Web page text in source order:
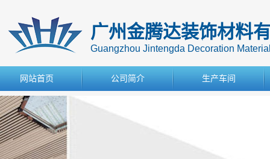
广州金腾达装饰材料
Guangzhou Jintengda Decoration
网站首页 公司简介 生产车间